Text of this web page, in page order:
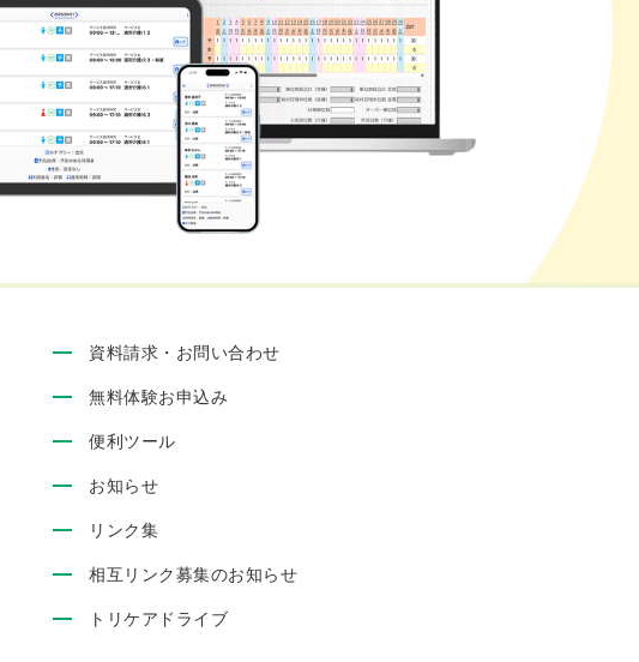
資料請求・お問い合わせ
無料体験お申込み
便利ツール
お知らせ
リンク集
相互リンク募集のお知らせ
トリケアドライブ